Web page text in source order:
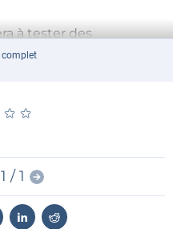
à tester des
êtres vivants comme
d'intelligence
opérations logiques. Si
beaucoup parler
pas de mieux
un po della deliziosa
complet
★ ★
★ ★
/ 1